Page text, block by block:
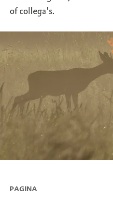
of collega's.
PAGINA